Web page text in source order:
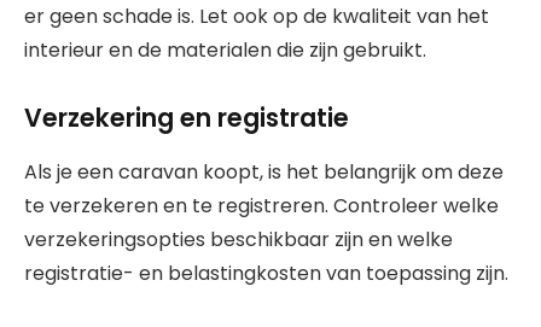
er geen schade is. Let ook op de kwaliteit van het
interieur en de materialen die zijn gebruikt.
Verzekering en registratie
Als je een caravan koopt, is het belangrijk om deze
te verzekeren en te registreren. Controleer welke
verzekeringsopties beschikbaar zijn en welke
registratie- en belastingkosten van toepassing zijn.